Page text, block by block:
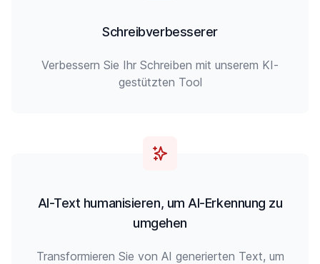
Schreibverbesserer
Verbessern Sie Ihr Schreiben mit unserem KI-
gestützten Tool
AI-Text humanisieren, um AI-Erkennung zu
umgehen
Transformieren Sie von AI generierten Text, um